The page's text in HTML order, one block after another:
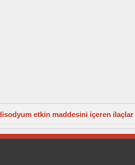
etkin maddesini içeren ilaçlar